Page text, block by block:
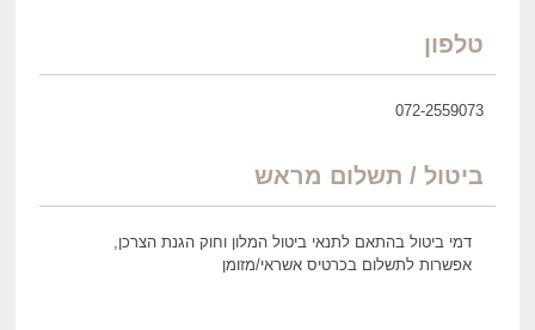
טלפון
072-2559073
ביטול / תשלום מראש
דמי ביטול בהתאם לתנאי ביטול המלון וחוק הגנת הצרכן,
אפשרות לתשלום בכרטיס אשראי/מזומן